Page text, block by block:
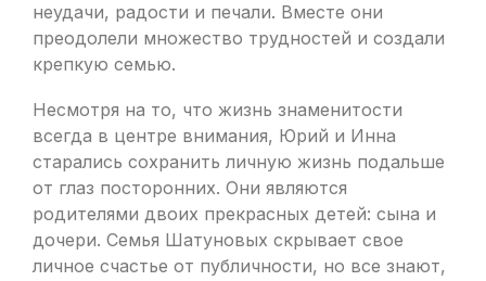
неудачи, радости и печали. Вместе они
преодолели множество трудностей и создали
крепкую семью.
Несмотря на то, что жизнь знаменитости
всегда в центре внимания, Юрий и Инна
старались сохранить личную жизнь подальше
от глаз посторонних. Они являются
родителями двоих прекрасных детей: сына и
дочери. Семья Шатуновых скрывает свое
личное счастье от публичности, но все знают,